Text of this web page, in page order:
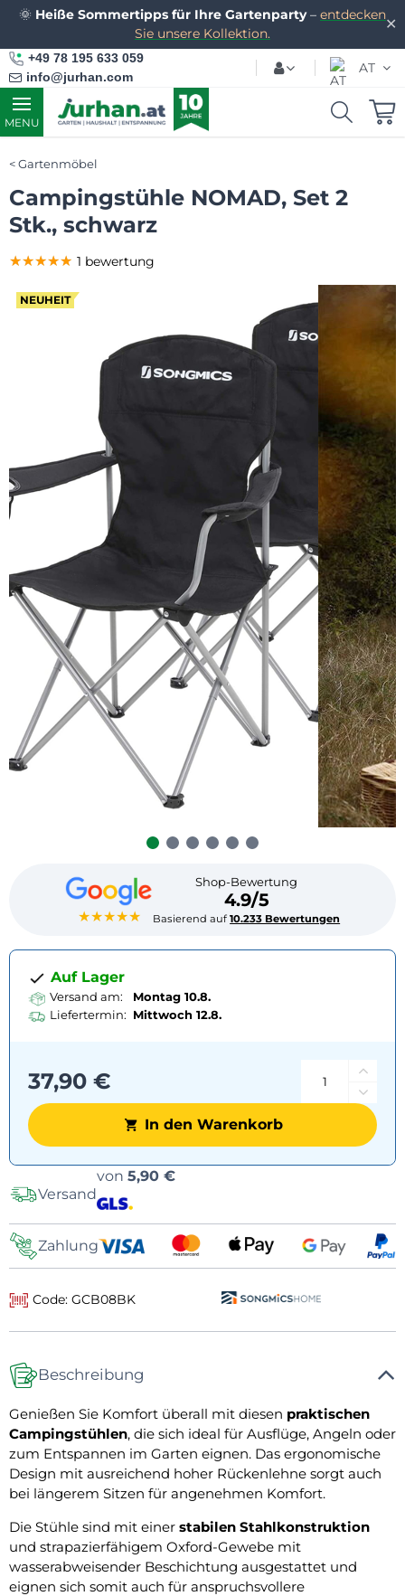
✕
🌞 Heiße Sommertipps für Ihre Gartenparty– entdecken
Sie unsere Kollektion.
+49 78 195 633 059
info@jurhan.com
AT
MENU
Gartenmöbel
Campingstühle NOMAD, Set 2
Stk., schwarz
NEUHEIT
★★★★★
Shop-Bewertung
4.9/5
Basierend auf10.233 Bewertungen
★★★★★
★★★★★
★★★★★ 1 bewertung
Auf Lager
Versand am:
Montag 10.8.
Liefertermin: Mittwoch 12.8.
37,90 €
In den Warenkorb
Versand
von 5,90 €
Zahlung
Code: GCB08BK
Beschreibung
Genießen Sie Komfort überall mit diesen praktischen
Campingstühlen, die sich ideal für Ausflüge, Angeln oder
zum Entspannen im Garten eignen. Das ergonomische
Design mit ausreichend hoher Rückenlehne sorgt auch
bei längerem Sitzen für angenehmen Komfort.
Die Stühle sind mit einer stabilen Stahlkonstruktion
und strapazierfähigem Oxford-Gewebe mit
wasserabweisender Beschichtung ausgestattet und
eignen sich somit auch für anspruchsvollere